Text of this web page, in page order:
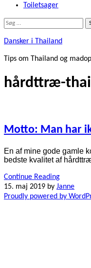
Toiletsager
Søg
Dansker i Thailand
Tips om Thailand og
hårdttræ-
Motto: Man har
En af mine gode gamle
bedste kvalitet af
Continue Reading
15. maj 2019 by Janne
Proudly powered by